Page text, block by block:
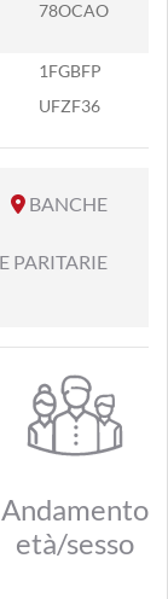
78OCAO
1FGBFP
UFZF36
BANCHE
PARITARIE
Andamento
età/sesso